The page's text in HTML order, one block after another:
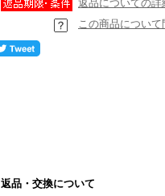
返品についての詳
この商品について
返品・交換について